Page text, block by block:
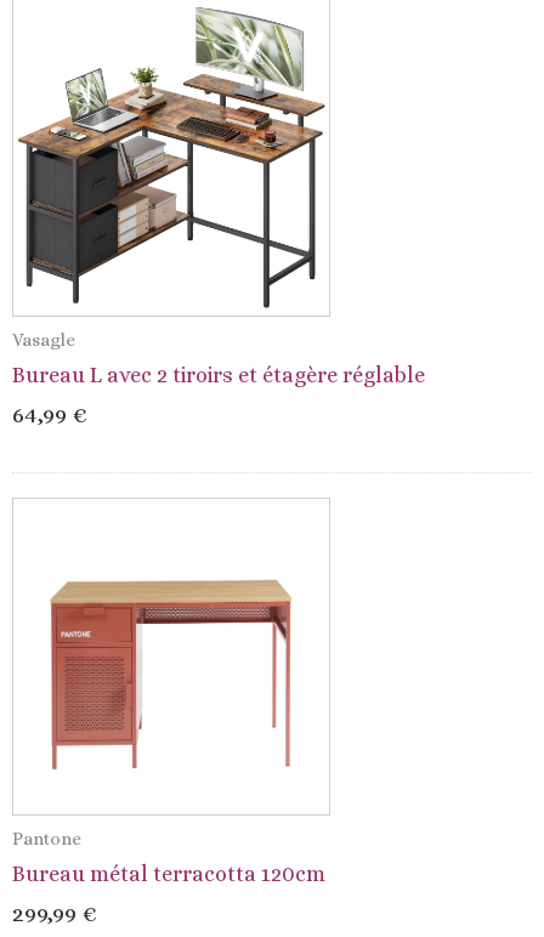
Vasagle
Bureau L avec 2 tiroirs et étagère réglable
64,99 €
Pantone
Bureau métal terracotta 120cm
299,99 €